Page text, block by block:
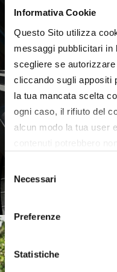
Informativa Cookie
Questo Sito utilizza
messaggi pubblicitari in
scegliere se
cliccando sugli appositi
la tua mancata scelta
ogni caso, il rifiuto del
alcun modo la tua user
all’utilizzo di tutti, o
delNecessari
Preferenze
Statistiche
mercato